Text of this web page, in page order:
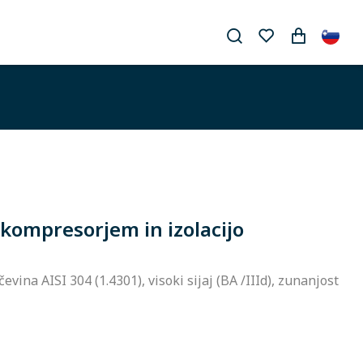
kompresorjem in izolacijo
AISI 304 (1.4301), visoki sijaj (BA /IIId), zunanjost